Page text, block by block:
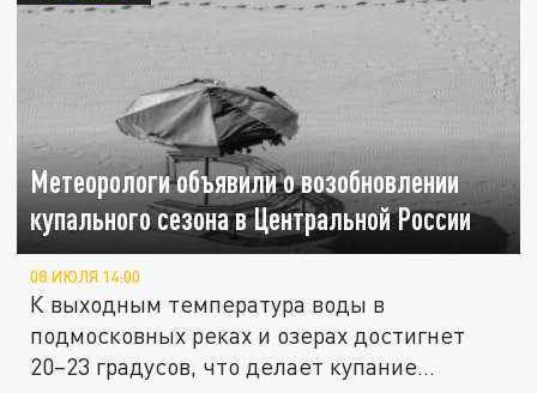
Метеорологи объявили о возобновлении
купального сезона в Центральной России
08 ИЮЛЯ 14:00
К выходным температура воды в
подмосковных реках и озерах достигнет
20–23 градусов, что делает купание...